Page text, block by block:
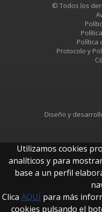
© Todos los
Política
Protocolo y
Diseño y
Utilizamos cookies
analíticos y para
base a un perfil
Clica AQUÍ para más
cookies pulsando el